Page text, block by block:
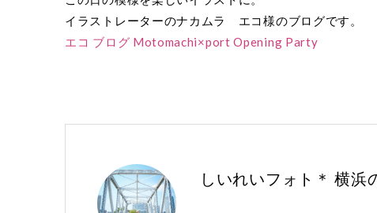
イラストレーターのナカムラ エコ様のブログです。
エコ ブログ Motomachi×port Opening Party
しいれいフォト＊ 横浜